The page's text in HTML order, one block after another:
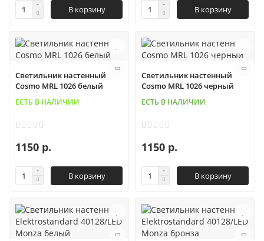
В корзину В корзину
Светильник настенный
Cosmo MRL 1026 белый
ЕСТЬ В НАЛИЧИИ
1150 р.
В корзину
Светильник настенный
Cosmo MRL 1026 черный
ЕСТЬ В НАЛИЧИИ
1150 р.
В корзину